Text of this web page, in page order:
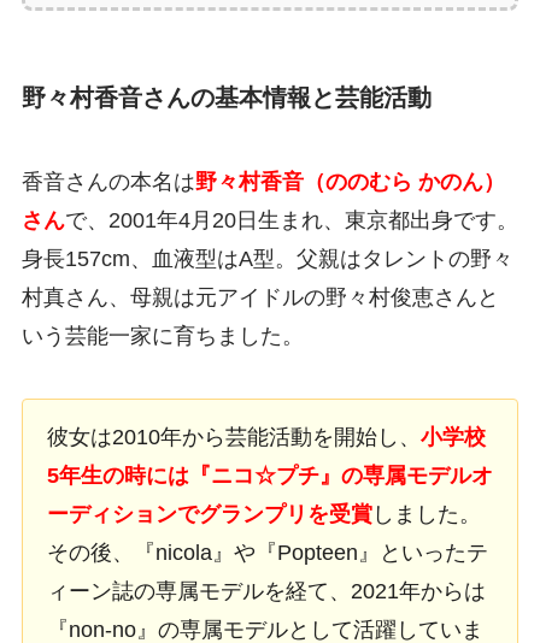
野々村香音さんの基本情報と芸能活動
香音さんの本名は野々村香音（ののむら かのん）
さんで、2001年4月20日生まれ、東京都出身です。
身長157cm、血液型はA型。父親はタレントの野々
村真さん、母親は元アイドルの野々村俊恵さんと
いう芸能一家に育ちました。
彼女は2010年から芸能活動を開始し、 小学校
5年生の時には『ニコ☆プチ』の専属モデルオ
ーディションでグランプリを受賞しました。
その後、『nicola』や『Popteen』といったテ
ィーン誌の専属モデルを経て、2021年からは
『non-no』の専属モデルとして活躍していま